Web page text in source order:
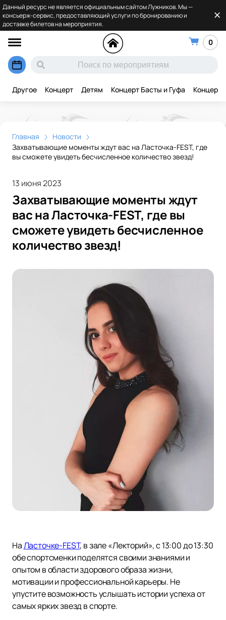
Данный ресурс не является официальным сайтом Лужников. Мы —
консьерж-сервис, предоставляющий услуги по бронированию и
доставке билетов на мероприятия.
0
Другое Концерт Детям Концерт Басты и Гуфа Концерт
Главная
Новости
Захватывающие моменты ждут вас на Ласточка-FEST, где
вы сможете увидеть бесчисленное количество звезд!
13 июня 2023
Захватывающие моменты ждут
вас на Ласточка-FEST, где вы
сможете увидеть бесчисленное
количество звезд!
НаЛасточке-FEST, в зале «Лекторий», с 13:00 до 13:30
обе спортсменки поделятся своими знаниями и
опытом в области здорового образа жизни,
мотивации и профессиональной карьеры. Не
упустите возможность услышать истории успеха от
самых ярких звезд в спорте.